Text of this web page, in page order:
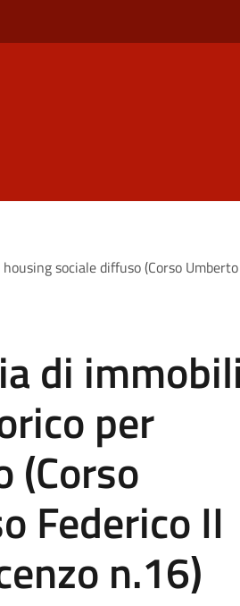
sociale diffuso (Corso
di immobili
per
(Corso
Federico II
n.16)